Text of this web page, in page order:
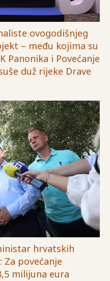
ovogodišnjeg
– među kojima su
Panonika i Povećanje
duž rijeke Drave
hrvatskih
povećanje
milijuna eura